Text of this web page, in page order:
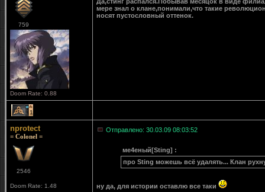
759
Doom Rate: 0.88
мере знал о клане,понимали,что такие
носят пустословный оттенок.
1
nprotect
= Colonel =
2546
Doom Rate: 1.48
Отправлено: 30.03.09 08:03:52
ме4еный[Sting] :
про Sting можешь всё удалять... Клан
ну да, для истории оставлю все таки